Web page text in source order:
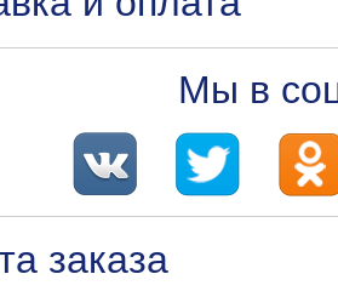
Мы в
заказа